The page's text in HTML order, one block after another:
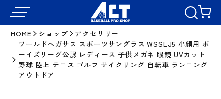
HOME ショップ
アクセサリー
ワールドペガサス スポーツサングラス WSSLJ5 小顔用 ボ
ーイズリーグ公認 レディース 子供メガネ 眼鏡 UVカット
野球 陸上 テニス ゴルフ サイクリング 自転車 ランニング
アウトドア